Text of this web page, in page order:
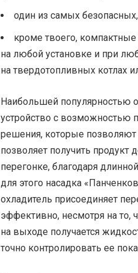
один из самых
кроме твоего,
на любой установке и при
на твердотопливных котлах
Наибольшей популярностью
устройство с возможностью
решения, которые позволяют
позволяет получить продукт
перегонке, благодаря
для этого насадка
охладитель присоединяет
эффективно, несмотря на то,
на выходе получается
точно контролировать ее